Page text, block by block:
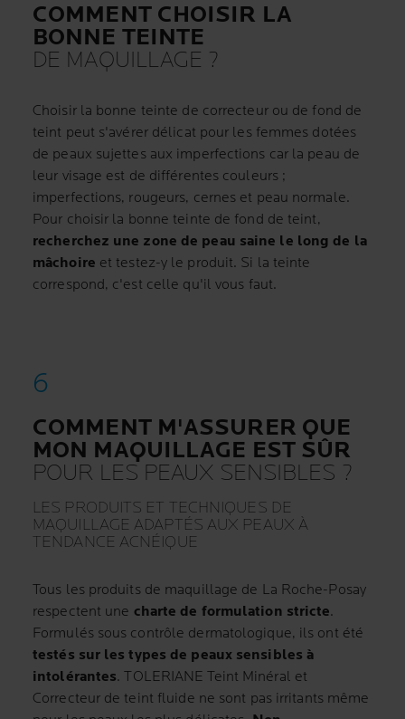
COMMENT CHOISIR LA
BONNE TEINTE
DE MAQUILLAGE ?
Choisir la bonne teinte de correcteur ou de fond de
teint peut s'avérer délicat pour les femmes dotées
de peaux sujettes aux imperfections car la peau de
leur visage est de différentes couleurs ;
imperfections, rougeurs, cernes et peau normale.
Pour choisir la bonne teinte de fond de teint,
recherchez une zone de peau saine le long de la
mâchoire et testez-y le produit. Si la teinte
correspond, c'est celle qu'il vous faut.
COMMENT M'ASSURER QUE
MON MAQUILLAGE EST SÛR
POUR LES PEAUX SENSIBLES ?
LES PRODUITS ET TECHNIQUES DE
MAQUILLAGE ADAPTÉS AUX PEAUX À
TENDANCE ACNÉIQUE
Tous les produits de maquillage de La Roche-Posay
respectent une charte de formulation stricte.
Formulés sous contrôle dermatologique, ils ont été
testés sur les types de peaux sensibles à
intolérantes. TOLERIANE Teint Minéral et
Correcteur de teint fluide ne sont pas irritants même